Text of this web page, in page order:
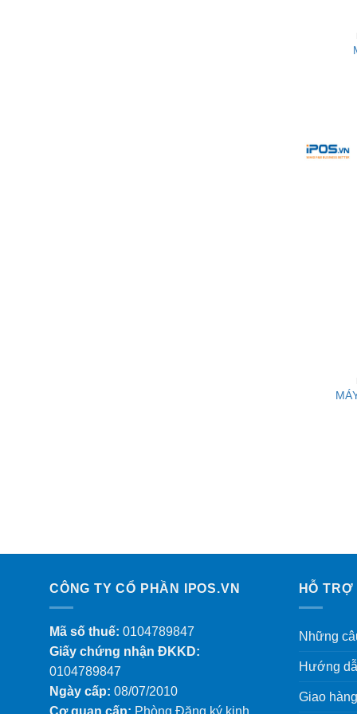
CÔNG TY CỔ PHẦN IPOS.VN
Mã số thuế: 0104789847
Giấy chứng nhận ĐKKD:
0104789847
Ngày cấp: 08/07/2010
HỖ
Những
Hướng
Giao